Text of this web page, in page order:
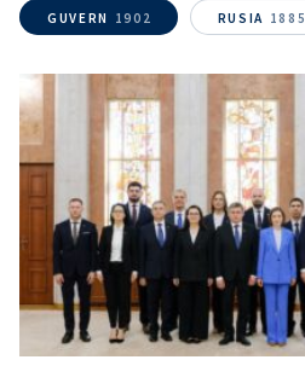
GUVERN 1902 RUSIA 1885